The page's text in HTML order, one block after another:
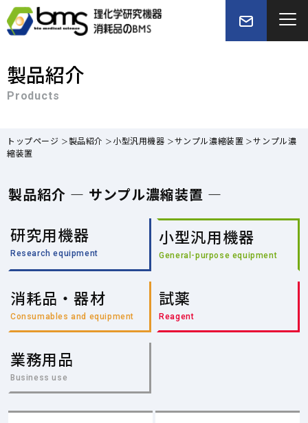
製品紹介
Products
トップページ 製品紹介 小型汎用機器 サンプル濃縮装置
サンプル濃
縮装置
製品紹介 — サンプル濃縮装置 —
研究用機器
Research equipment
小型汎用機器
General-purpose equipment
消耗品・器材
Consumables and equipment
試薬
Reagent
業務用品
Business use